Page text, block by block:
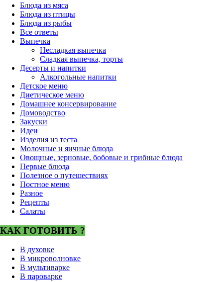
Блюда из мяса
Блюда из птицы
Блюда из рыбы
Все ответы
Выпечка
Несладкая выпечка
Сладкая выпечка, торты
Десерты и напитки
Алкогольные напитки
Детское меню
Диетическое меню
Домашнее консервирование
Домоводство
Закуски
Идеи
Изделия из теста
Молочные и яичные блюда
Овощные, зерновые, бобовые и грибные блюда
Первые блюда
Полезное о путешествиях
Постное меню
Разное
Рецепты
Салаты
КАК ГОТОВИТЬ ?
В духовке
В микроволновке
В мультиварке
В пароварке